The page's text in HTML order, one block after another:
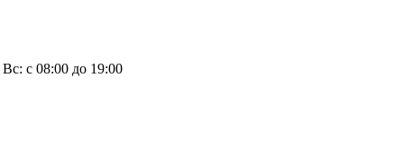
с 08:00 до 19:00